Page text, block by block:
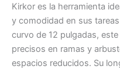
Kirkor es la herramienta
y comodidad en sus
curvo de 12 pulgadas,
precisos en ramas y
espacios reducidos. Su